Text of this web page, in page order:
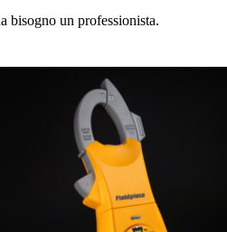
bisogno un professionista.